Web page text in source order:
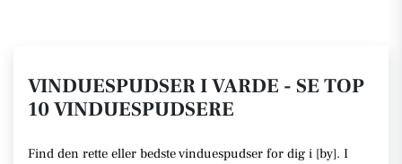
VINDUESPUDSER I VARDE - SE TOP
10 VINDUESPUDSERE
Find den rette eller bedste vinduespudser for dig i [by]. I